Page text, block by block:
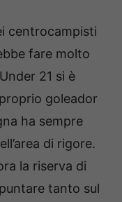
centrocampisti
fare molto
21 si è
goleador
ha sempre
di rigore.
la riserva di
tanto sul